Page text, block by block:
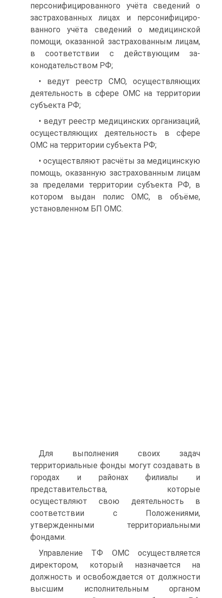
персонифицированного учёта сведений о
застрахованных лицах и персонифициро­
ванного учёта сведений о медицинской
помощи, оказанной застрахованным лицам,
в соответствии с действующим за­
конодательством РФ;
• ведут реестр СМО, осуществляющих
деятельность в сфере ОМС на территории
субъекта РФ;
• ведут реестр медицинских организаций,
осуществляющих деятельность в сфере
ОМС на территории субъекта РФ;
• осуществляют расчёты за медицинскую
помощь, оказанную застрахованным лицам
за пределами территории субъекта РФ, в
котором выдан полис ОМС, в объёме,
установленном БП ОМС.
Для выполнения своих задач
территориальные фонды могут создавать в
городах и районах филиалы и
представительства, ко­торые
осуществляют свою деятельность в
соответствии с Поло­жениями,
утвержденными территориальными
фондами.
Управление ТФ ОМС осуществляется
директором, который назначается на
должность и освобождается от должности
выс­шим исполнительным органом